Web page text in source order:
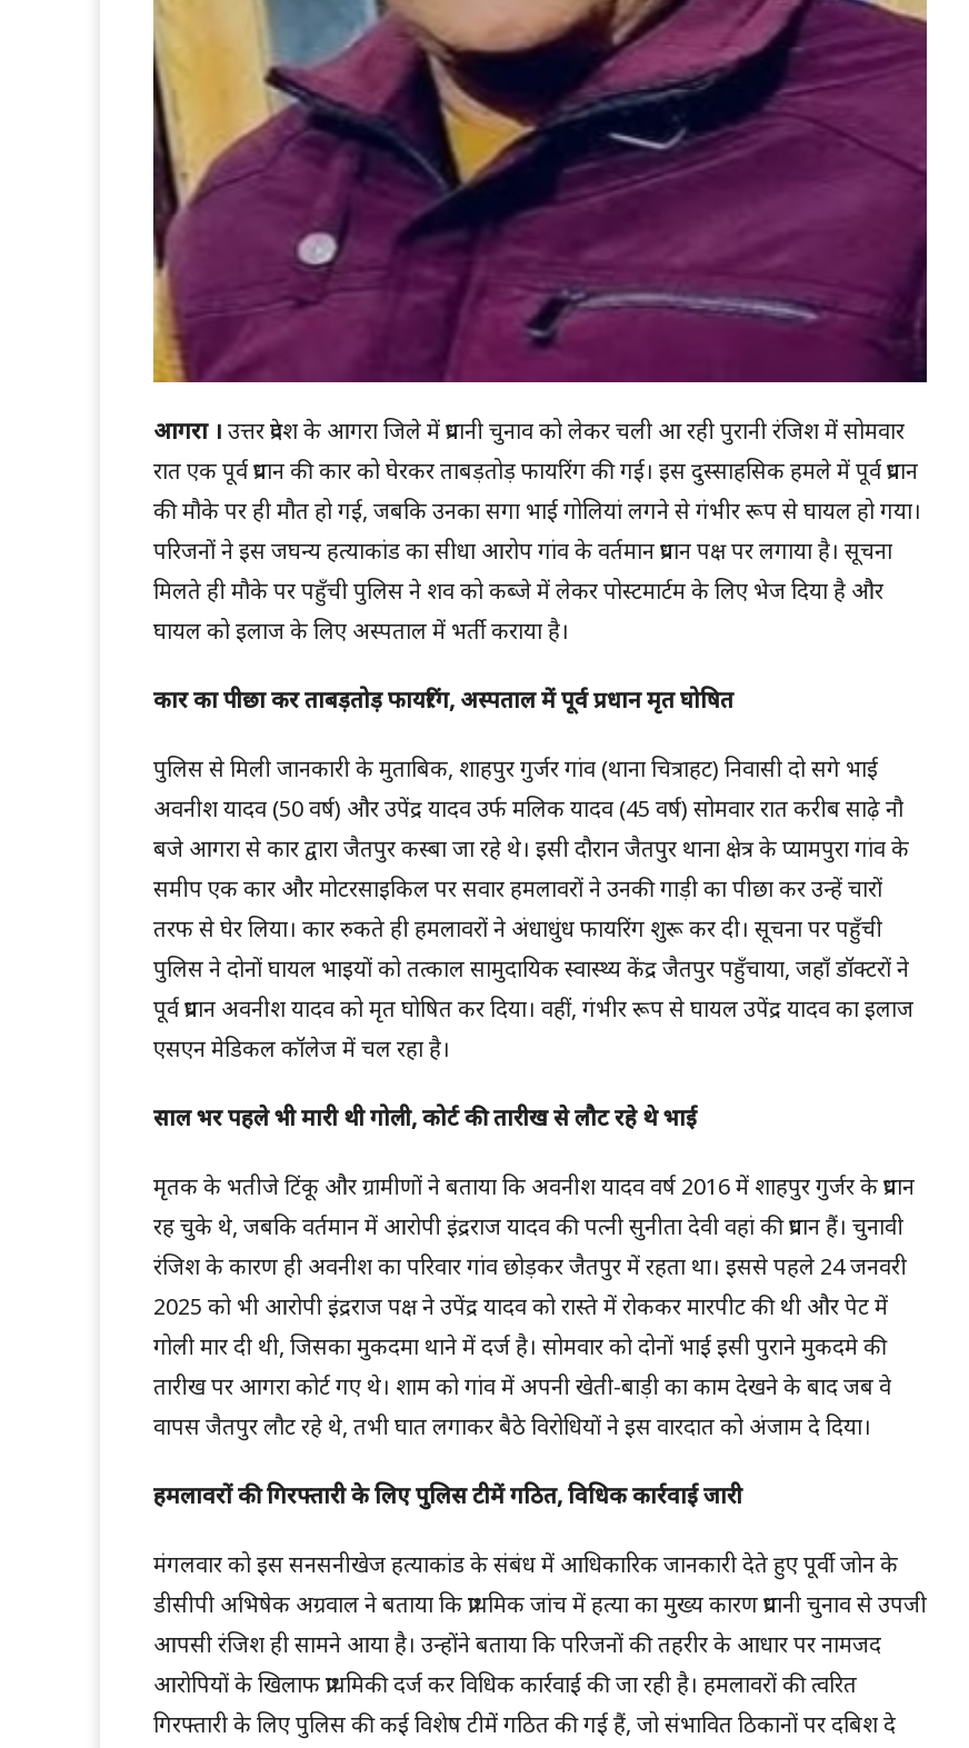
आगरा । उत्तर प्रदेश के आगरा जिले में प्रधानी चुनाव को लेकर चली आ रही पुरानी रंजिश में सोमवार
रात एक पूर्व प्रधान की कार को घेरकर ताबड़तोड़ फायरिंग की गई। इस दुस्साहसिक हमले में पूर्व प्रधान
की मौके पर ही मौत हो गई, जबकि उनका सगा भाई गोलियां लगने से गंभीर रूप से घायल हो गया।
परिजनों ने इस जघन्य हत्याकांड का सीधा आरोप गांव के वर्तमान प्रधान पक्ष पर लगाया है। सूचना
मिलते ही मौके पर पहुँची पुलिस ने शव को कब्जे में लेकर पोस्टमार्टम के लिए भेज दिया है और
घायल को इलाज के लिए अस्पताल में भर्ती कराया है।
कार का पीछा कर ताबड़तोड़ फायरिंग, अस्पताल में पूर्व प्रधान मृत घोषित
पुलिस से मिली जानकारी के मुताबिक, शाहपुर गुर्जर गांव (थाना चित्राहट) निवासी दो सगे भाई
अवनीश यादव (50 वर्ष) और उपेंद्र यादव उर्फ मलिक यादव (45 वर्ष) सोमवार रात करीब साढ़े नौ
बजे आगरा से कार द्वारा जैतपुर कस्बा जा रहे थे। इसी दौरान जैतपुर थाना क्षेत्र के प्यामपुरा गांव के
समीप एक कार और मोटरसाइकिल पर सवार हमलावरों ने उनकी गाड़ी का पीछा कर उन्हें चारों
तरफ से घेर लिया। कार रुकते ही हमलावरों ने अंधाधुंध फायरिंग शुरू कर दी। सूचना पर पहुँची
पुलिस ने दोनों घायल भाइयों को तत्काल सामुदायिक स्वास्थ्य केंद्र जैतपुर पहुँचाया, जहाँ डॉक्टरों ने
पूर्व प्रधान अवनीश यादव को मृत घोषित कर दिया। वहीं, गंभीर रूप से घायल उपेंद्र यादव का इलाज
एसएन मेडिकल कॉलेज में चल रहा है।
साल भर पहले भी मारी थी गोली, कोर्ट की तारीख से लौट रहे थे भाई
मृतक के भतीजे टिंकू और ग्रामीणों ने बताया कि अवनीश यादव वर्ष 2016 में शाहपुर गुर्जर के प्रधान
रह चुके थे, जबकि वर्तमान में आरोपी इंद्रराज यादव की पत्नी सुनीता देवी वहां की प्रधान हैं। चुनावी
रंजिश के कारण ही अवनीश का परिवार गांव छोड़कर जैतपुर में रहता था। इससे पहले 24 जनवरी
2025 को भी आरोपी इंद्रराज पक्ष ने उपेंद्र यादव को रास्ते में रोककर मारपीट की थी और पेट में
गोली मार दी थी, जिसका मुकदमा थाने में दर्ज है। सोमवार को दोनों भाई इसी पुराने मुकदमे की
तारीख पर आगरा कोर्ट गए थे। शाम को गांव में अपनी खेती-बाड़ी का काम देखने के बाद जब वे
वापस जैतपुर लौट रहे थे, तभी घात लगाकर बैठे विरोधियों ने इस वारदात को अंजाम दे दिया।
हमलावरों की गिरफ्तारी के लिए पुलिस टीमें गठित, विधिक कार्रवाई जारी
मंगलवार को इस सनसनीखेज हत्याकांड के संबंध में आधिकारिक जानकारी देते हुए पूर्वी जोन के
डीसीपी अभिषेक अग्रवाल ने बताया कि प्राथमिक जांच में हत्या का मुख्य कारण प्रधानी चुनाव से उपजी
आपसी रंजिश ही सामने आया है। उन्होंने बताया कि परिजनों की तहरीर के आधार पर नामजद
आरोपियों के खिलाफ प्राथमिकी दर्ज कर विधिक कार्रवाई की जा रही है। हमलावरों की त्वरित
गिरफ्तारी के लिए पुलिस की कई विशेष टीमें गठित की गई हैं, जो संभावित ठिकानों पर दबिश दे